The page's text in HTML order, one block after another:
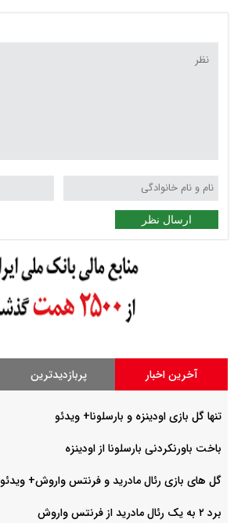
ارسال نظر
آخرین اخبار پربازدیدترین
تنها گل بازی اودینزه و بارسلونا+ ویدئو
باخت باورنکردنی بارسلونا از اودینزه
گل های بازی رئال مادرید و فرنتس واروش+ ویدئو
برد ۲ به یک رئال مادرید از فرنتس واروش